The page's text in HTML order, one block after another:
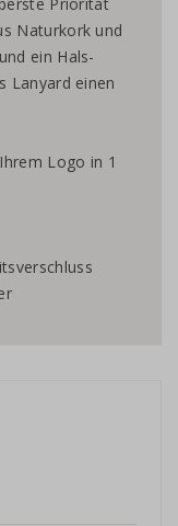
Naturkork und
ein Hals-
Lanyard einen
Logo in 1